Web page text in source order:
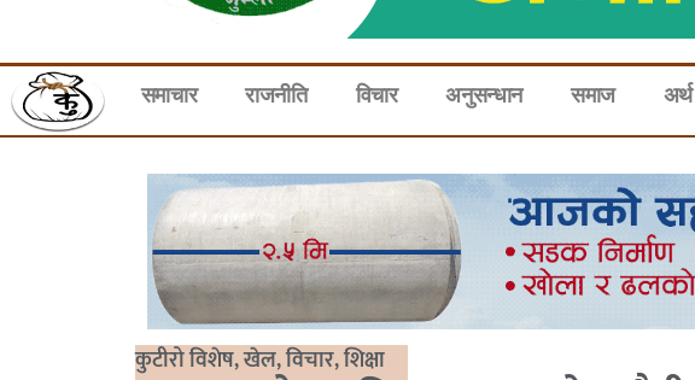
समाचार राजनीति विचार अनुसन्धान समाज अर्थ
कुटीरो विशेष,खेल,विचार,शिक्षा